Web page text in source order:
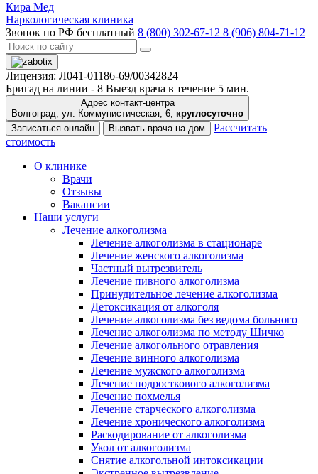
Кира Мед
Наркологическая клиника
Звонок по РФ бесплатный 8 (800) 302-67-12 8 (906) 804-71-12
Лицензия: Л041-01186-69/00342824
Бригад на линии - 8 Выезд врача в течение 5 мин.
Адрес контакт-центра
Волгоград, ул. Коммунистическая, 6, круглосуточно
Записаться онлайн
Вызвать врача на дом
Рассчитать
стоимость
О клинике
Врачи
Отзывы
Вакансии
Наши услуги
Лечение алкоголизма
Лечение алкоголизма в стационаре
Лечение женского алкоголизма
Частный вытрезвитель
Лечение пивного алкоголизма
Принудительное лечение алкоголизма
Детоксикация от алкоголя
Лечение алкоголизма без ведома больного
Лечение алкоголизма по методу Шичко
Лечение алкогольного отравления
Лечение винного алкоголизма
Лечение мужского алкоголизма
Лечение подросткового алкоголизма
Лечение похмелья
Лечение старческого алкоголизма
Лечение хронического алкоголизма
Раскодирование от алкоголизма
Укол от алкоголизма
Снятие алкогольной интоксикации